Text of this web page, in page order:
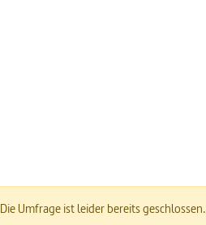
Die Umfrage ist leider bereits geschlossen.